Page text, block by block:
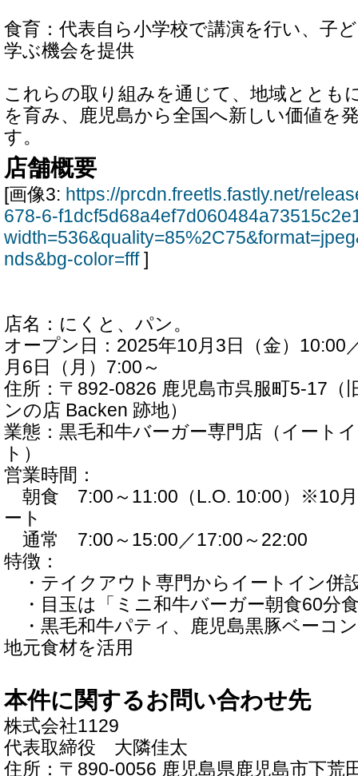
食育：代表自ら小学校で講演を行い、子
学ぶ機会を提供
これらの取り組みを通じて、地域ととも
を育み、鹿児島から全国へ新しい価値を
す。
店舗概要
[画像3: https://prcdn.freetls.fastly.net/
678-6-
nds&bg-color=fff]
店名：にくと、パン。
オープン日：2025年10月3日（金）10:00
月6日（月）7:00～
住所：〒892-0826 鹿児島市呉服町5-17（
ンの店 Backen 跡地）
業態：黒毛和牛バーガー専門店（イート
ト）
営業時間：
朝食 7:00～11:00（L.O. 10:00）※10月
ート
通常 7:00～15:00／17:00～22:00
特徴：
・テイクアウト専門からイートイン併
・目玉は「ミニ和牛バーガー朝食60分
・黒毛和牛パティ、鹿児島黒豚ベーコ
地元食材を活用
本件に関するお問い合わせ先
株式会社1129
代表取締役 大隣佳太
住所：〒890-0056 鹿児島県鹿児島市下荒